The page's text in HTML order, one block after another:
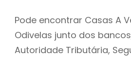
Pode encontrar Casas A
Odivelas junto dos
Autoridade Tributária,